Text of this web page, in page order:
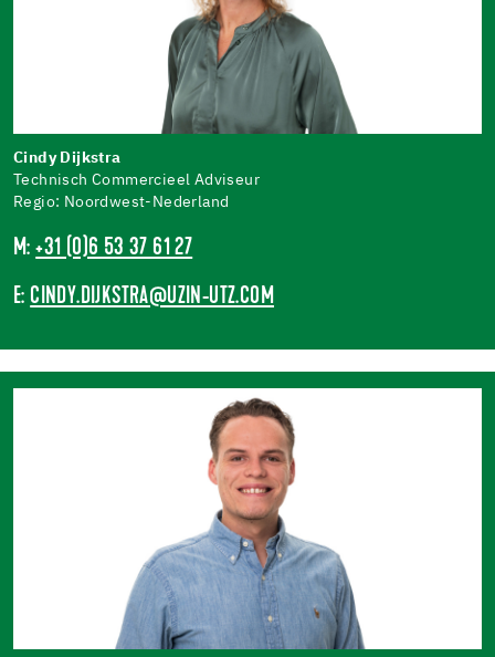
Cindy Dijkstra
Technisch Commercieel Adviseur
Regio: Noordwest-Nederland
M:+31 (0)6 53 37 61 27
E: CINDY.DIJKSTRA@UZIN-UTZ.COM